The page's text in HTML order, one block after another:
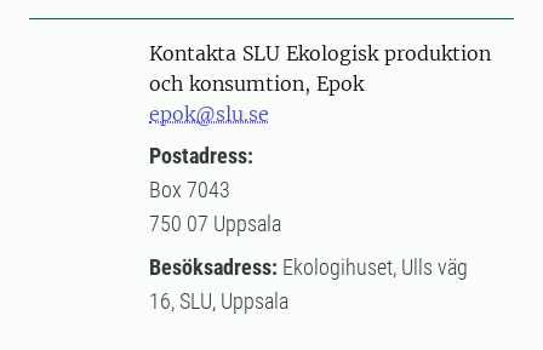
Kontakta SLU Ekologisk produktion
och konsumtion, Epok
epok@slu.se
Postadress:
Box 7043
750 07 Uppsala
Besöksadress: Ekologihuset, Ulls väg
16, SLU, Uppsala